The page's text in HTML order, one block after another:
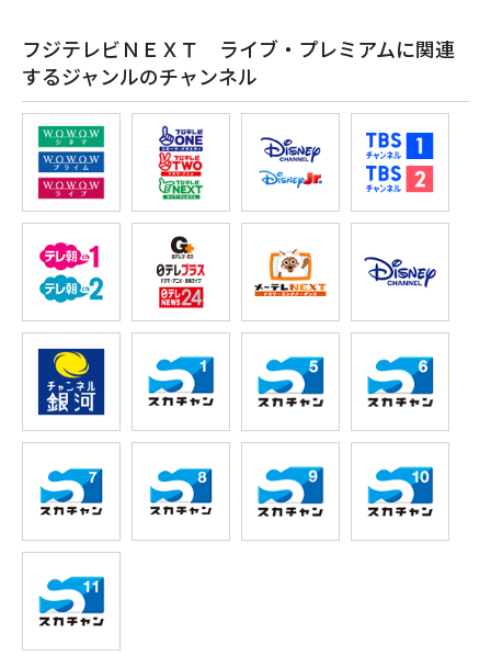
フジテレビＮＥＸＴ ライブ・プレミアムに関連
するジャンルのチャンネル